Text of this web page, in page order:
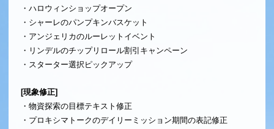
・ハロウィンショップオープン
・シャーレのパンプキンバスケット
・アンジェリカのルーレットイベント
・リンデルのチップリロール割引キャンペーン
・スターター選択ピックアップ
[現象修正]
・物資探索の目標テキスト修正
・プロキシマトークのデイリーミッション期間の表記修正